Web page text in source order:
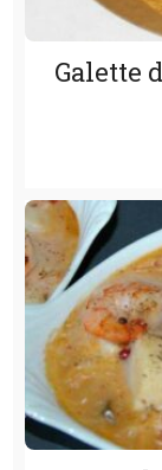
Galette